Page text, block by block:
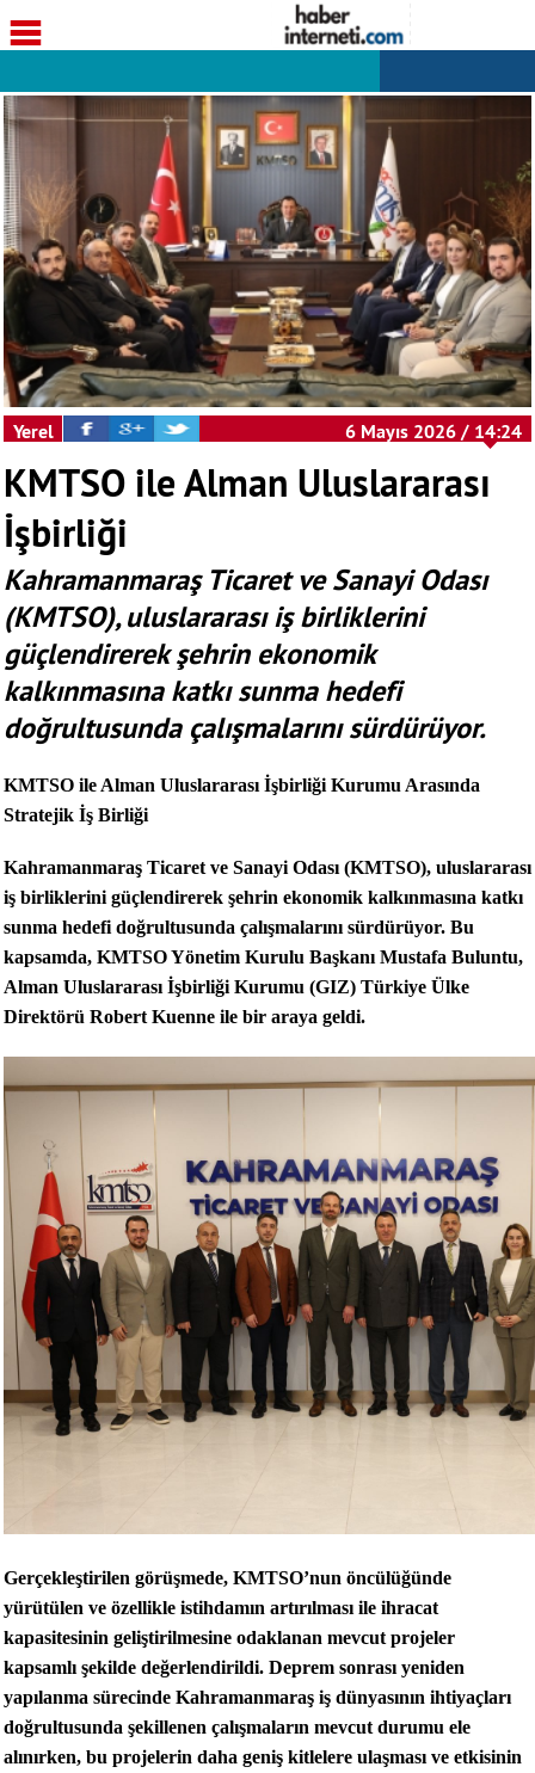
Yerel 6 Mayıs 2026 / 14:24
KMTSO ile Alman Uluslararası
İşbirliği
Kahramanmaraş Ticaret ve Sanayi Odası
(KMTSO), uluslararası iş birliklerini
güçlendirerek şehrin ekonomik
kalkınmasına katkı sunma hedefi
doğrultusunda çalışmalarını sürdürüyor.
KMTSO ile Alman Uluslararası İşbirliği Kurumu Arasında
Stratejik İş Birliği
Kahramanmaraş Ticaret ve Sanayi Odası (KMTSO), uluslararası
iş birliklerini güçlendirerek şehrin ekonomik kalkınmasına katkı
sunma hedefi doğrultusunda çalışmalarını sürdürüyor. Bu
kapsamda, KMTSO Yönetim Kurulu Başkanı Mustafa Buluntu,
Alman Uluslararası İşbirliği Kurumu (GIZ) Türkiye Ülke
Direktörü Robert Kuenne ile bir araya geldi.
Gerçekleştirilen görüşmede, KMTSO’nun öncülüğünde
yürütülen ve özellikle istihdamın artırılması ile ihracat
kapasitesinin geliştirilmesine odaklanan mevcut projeler
kapsamlı şekilde değerlendirildi. Deprem sonrası yeniden
yapılanma sürecinde Kahramanmaraş iş dünyasının ihtiyaçları
doğrultusunda şekillenen çalışmaların mevcut durumu ele
alınırken, bu projelerin daha geniş kitlelere ulaşması ve etkisinin